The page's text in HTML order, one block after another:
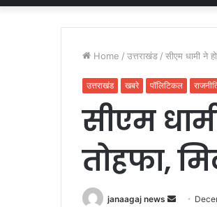
Home / उत्तराखंड / सीएम धामी ने
उत्तराखंड खबरे पॉलिटिकल
सीएम
तोहफा,
janaagaj news
Send